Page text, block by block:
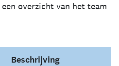
een overzicht van het team
Beschrijving